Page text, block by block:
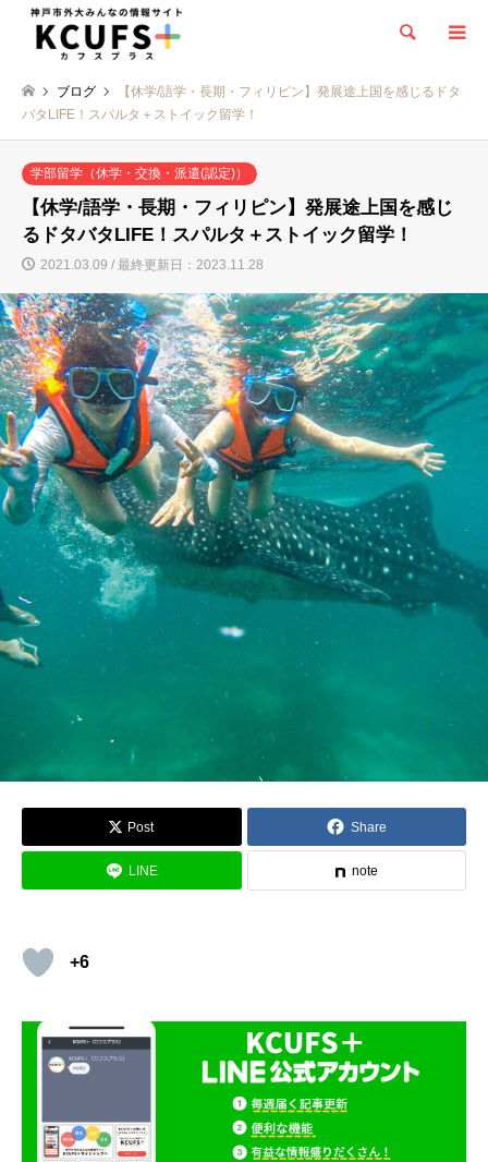
検索
ブログ
【休学/語学・長期・フィリピン】発展途上国を感じるドタ
バタLIFE！スパルタ＋ストイック留学！
学部留学（休学・交換・派遣(認定)）
【休学/語学・長期・フィリピン】発展途上国を感じ
るドタバタLIFE！スパルタ＋ストイック留学！
2021.03.09 / 最終更新日：2023.11.28
Post Share
LINE note
+6